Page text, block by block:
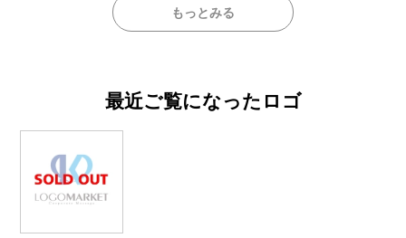
もっとみる
最近ご覧になったロゴ